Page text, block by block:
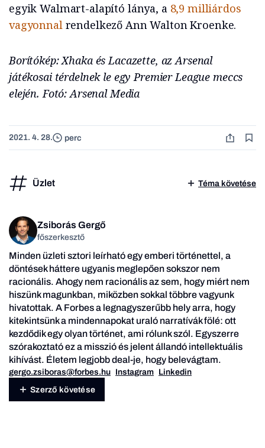
egyik Walmart-alapító lánya, a 8,9 milliárdos
vagyonnal rendelkező Ann Walton Kroenke.
Borítókép: Xhaka és Lacazette, az Arsenal
játékosai térdelnek le egy Premier League meccs
elején. Fotó: Arsenal Media
2021. 4. 28. perc
Üzlet Téma követése
Zsiborás Gergő
főszerkesztő
Minden üzleti sztori leírható egy emberi történettel, a
döntések háttere ugyanis meglepően sokszor nem
racionális. Ahogy nem racionális az sem, hogy miért nem
hiszünk magunkban, miközben sokkal többre vagyunk
hivatottak. A Forbes a legnagyszerűbb hely arra, hogy
kitekintsünk a mindennapokat uraló narratívák fölé: ott
kezdődik egy olyan történet, ami rólunk szól. Egyszerre
szórakoztató ez a misszió és jelent állandó intellektuális
kihívást. Életem legjobb deal-je, hogy belevágtam.
gergo.zsiboras@forbes.hu Instagram Linkedin
Szerző követése